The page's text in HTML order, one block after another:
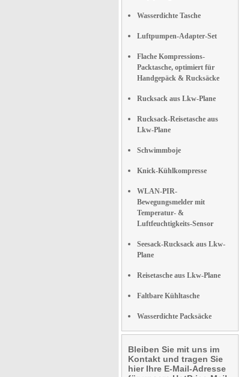
Wasserdichte Tasche
Luftpumpen-Adapter-Set
Flache Kompressions-
Packtasche, optimiert für
Handgepäck & Rucksäcke
Rucksack aus Lkw-Plane
Rucksack-Reisetasche aus
Lkw-Plane
Schwimmboje
Knick-Kühlkompresse
WLAN-PIR-
Bewegungsmelder mit
Temperatur- &
Luftfeuchtigkeits-Sensor
Seesack-Rucksack aus Lkw-
Plane
Reisetasche aus Lkw-Plane
Faltbare Kühltasche
Wasserdichte Packsäcke
Bleiben Sie mit uns im
Kontakt und tragen Sie
hier Ihre E-Mail-Adresse